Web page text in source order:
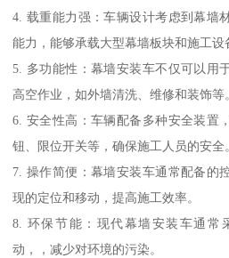
4. 载重能力强：车辆设计考虑到幕墙
能力，能够承载大型幕墙板块和施工设
5. 多功能性：幕墙安装车不仅可以用
高空作业，如外墙清洗、维修和装饰等
6. 安全性高：车辆配备多种安全装置
钮、限位开关等，确保施工人员的安全
7. 操作简便：幕墙安装车通常配备的
现的定位和移动，提高施工效率。
8. 环保节能：现代幕墙安装车通常
动，，减少对环境的污染。